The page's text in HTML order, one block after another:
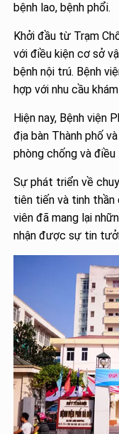
bệnh lao, bệnh phổi.
Khởi đầu từ Trạm
với điều kiện cơ sở
bệnh nội trú. Bệnh
hợp với nhu cầu
Hiện nay, Bệnh viện
địa bàn Thành phố
phòng chống và điều
Sự phát triển về
tiên tiến và tinh thần
viên đã mang lại
nhận được sự tin